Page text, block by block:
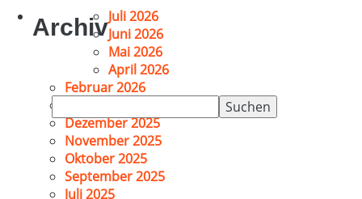
Suchen
nach:
ArchivJuli 2026
Juni 2026
Mai 2026
April 2026
Februar 2026
Dezember 2025
November 2025
Oktober 2025
September 2025
Juli 2025